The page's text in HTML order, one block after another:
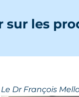
sur les
Le Dr François